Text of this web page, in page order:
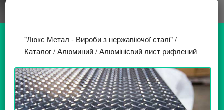
"Люкс Метал - Вироби з нержавіючої сталі"/
Каталог/Алюминий/ Алюмінієвий лист рифлений